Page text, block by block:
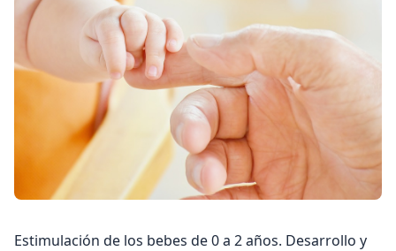
Estimulación de los bebes de 0 a 2 años. Desarrollo y